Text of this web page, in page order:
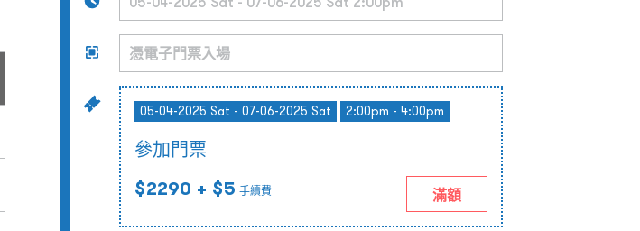
05-04-2025 Sat - 07-06-2025 Sat 2:00pm - 4:00pm
參加門票
$2290 + $5 手續費 滿額